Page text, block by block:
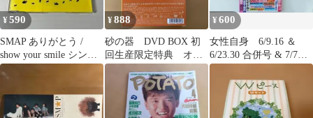
¥590
SMAP ありがとう /
show your smile シング
ルCD
¥888
砂の器 DVD BOX 初
回生産限定特典 オリ
ジナルストラップ&ポ
ストカード
¥600
女性自身 6/9.16 ＆
6/23.30 合併号 & 7/7 3
冊 まとめ売り